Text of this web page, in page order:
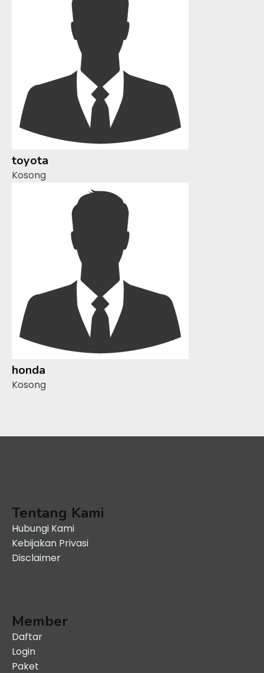
toyota
Kosong
honda
Kosong
Tentang Kami
Hubungi Kami
Kebijakan Privasi
Disclaimer
Member
Daftar
Login
Paket